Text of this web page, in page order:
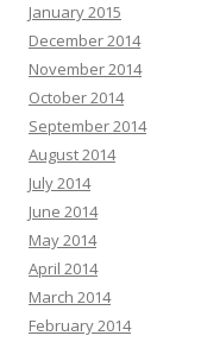
January 2015
December 2014
November 2014
October 2014
September 2014
August 2014
July 2014
June 2014
May 2014
April 2014
March 2014
February 2014